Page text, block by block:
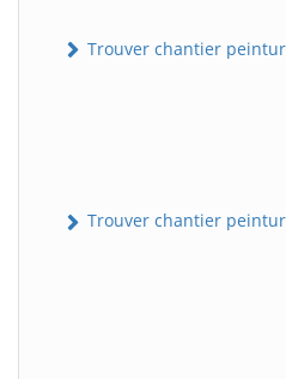
Trouver chantier
Trouver chantier